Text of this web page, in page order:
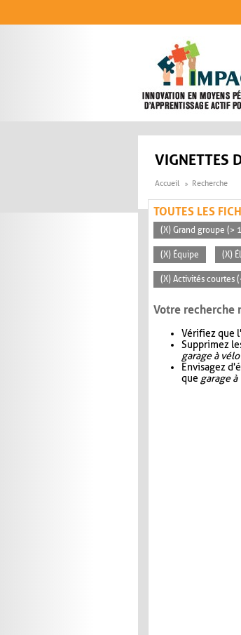
VIGNETTES
Accueil Recherche
TOUTES LES
(X) Grand groupe (>
(X) Équipe (X)
(X) Activités courtes
Votre recherche
Vérifiez que
Supprimez
garage à vélo
Envisagez
que garage à